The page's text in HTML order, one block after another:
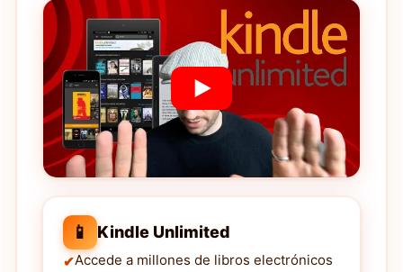
📱 Kindle Unlimited
Accede a millones de libros electrónicos